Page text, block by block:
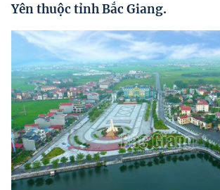
Ocop và chuỗi giá trị Nông sản
Kinh tế tư nhân
Doanh nghiệp dân tộc
Khác
Video
Photo
Yên thuộc tỉnh Bắc Giang.